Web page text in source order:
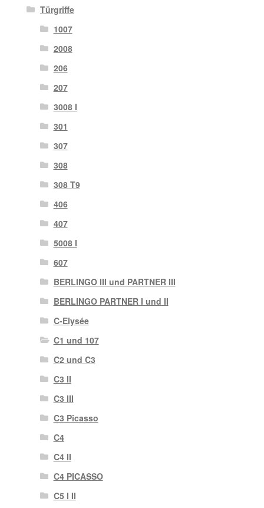
Türgriffe
1007
2008
206
207
3008 I
301
307
308
308 T9
406
407
5008 I
607
BERLINGO III und PARTNER III
BERLINGO PARTNER I und II
C-Elysée
C1 und 107
C2 und C3
C3 II
C3 III
C3 Picasso
C4
C4 II
C4 PICASSO
C5 I II